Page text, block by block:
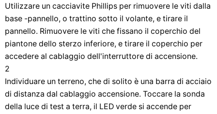
Utilizzare un cacciavite Phillips per rimuovere le viti dalla
base -pannello, o trattino sotto il volante, e tirare il
pannello. Rimuovere le viti che fissano il coperchio del
piantone dello sterzo inferiore, e tirare il coperchio per
accedere al cablaggio dell'interruttore di accensione.
2
Individuare un terreno, che di solito è una barra di acciaio
di distanza dal cablaggio accensione. Toccare la sonda
della luce di test a terra, il LED verde si accende per